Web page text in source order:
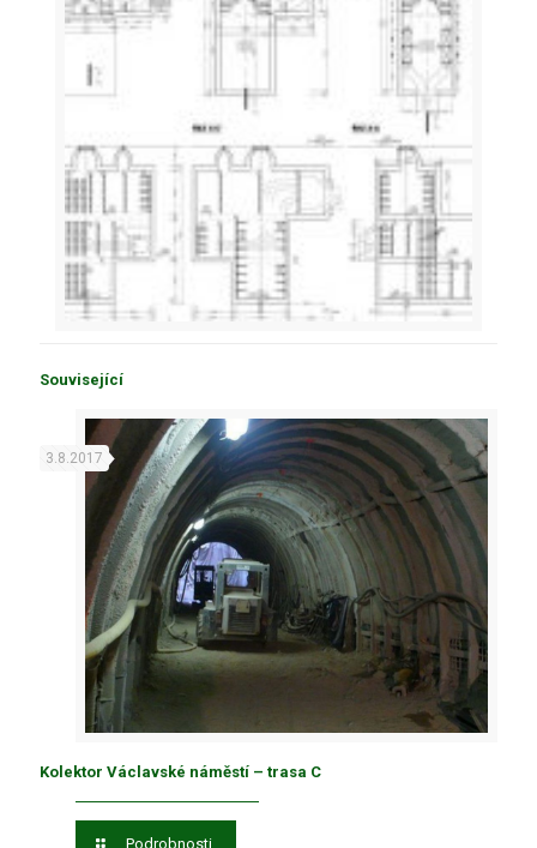
Související
3.8.2017
Kolektor Václavské náměstí – trasa C
Podrobnosti